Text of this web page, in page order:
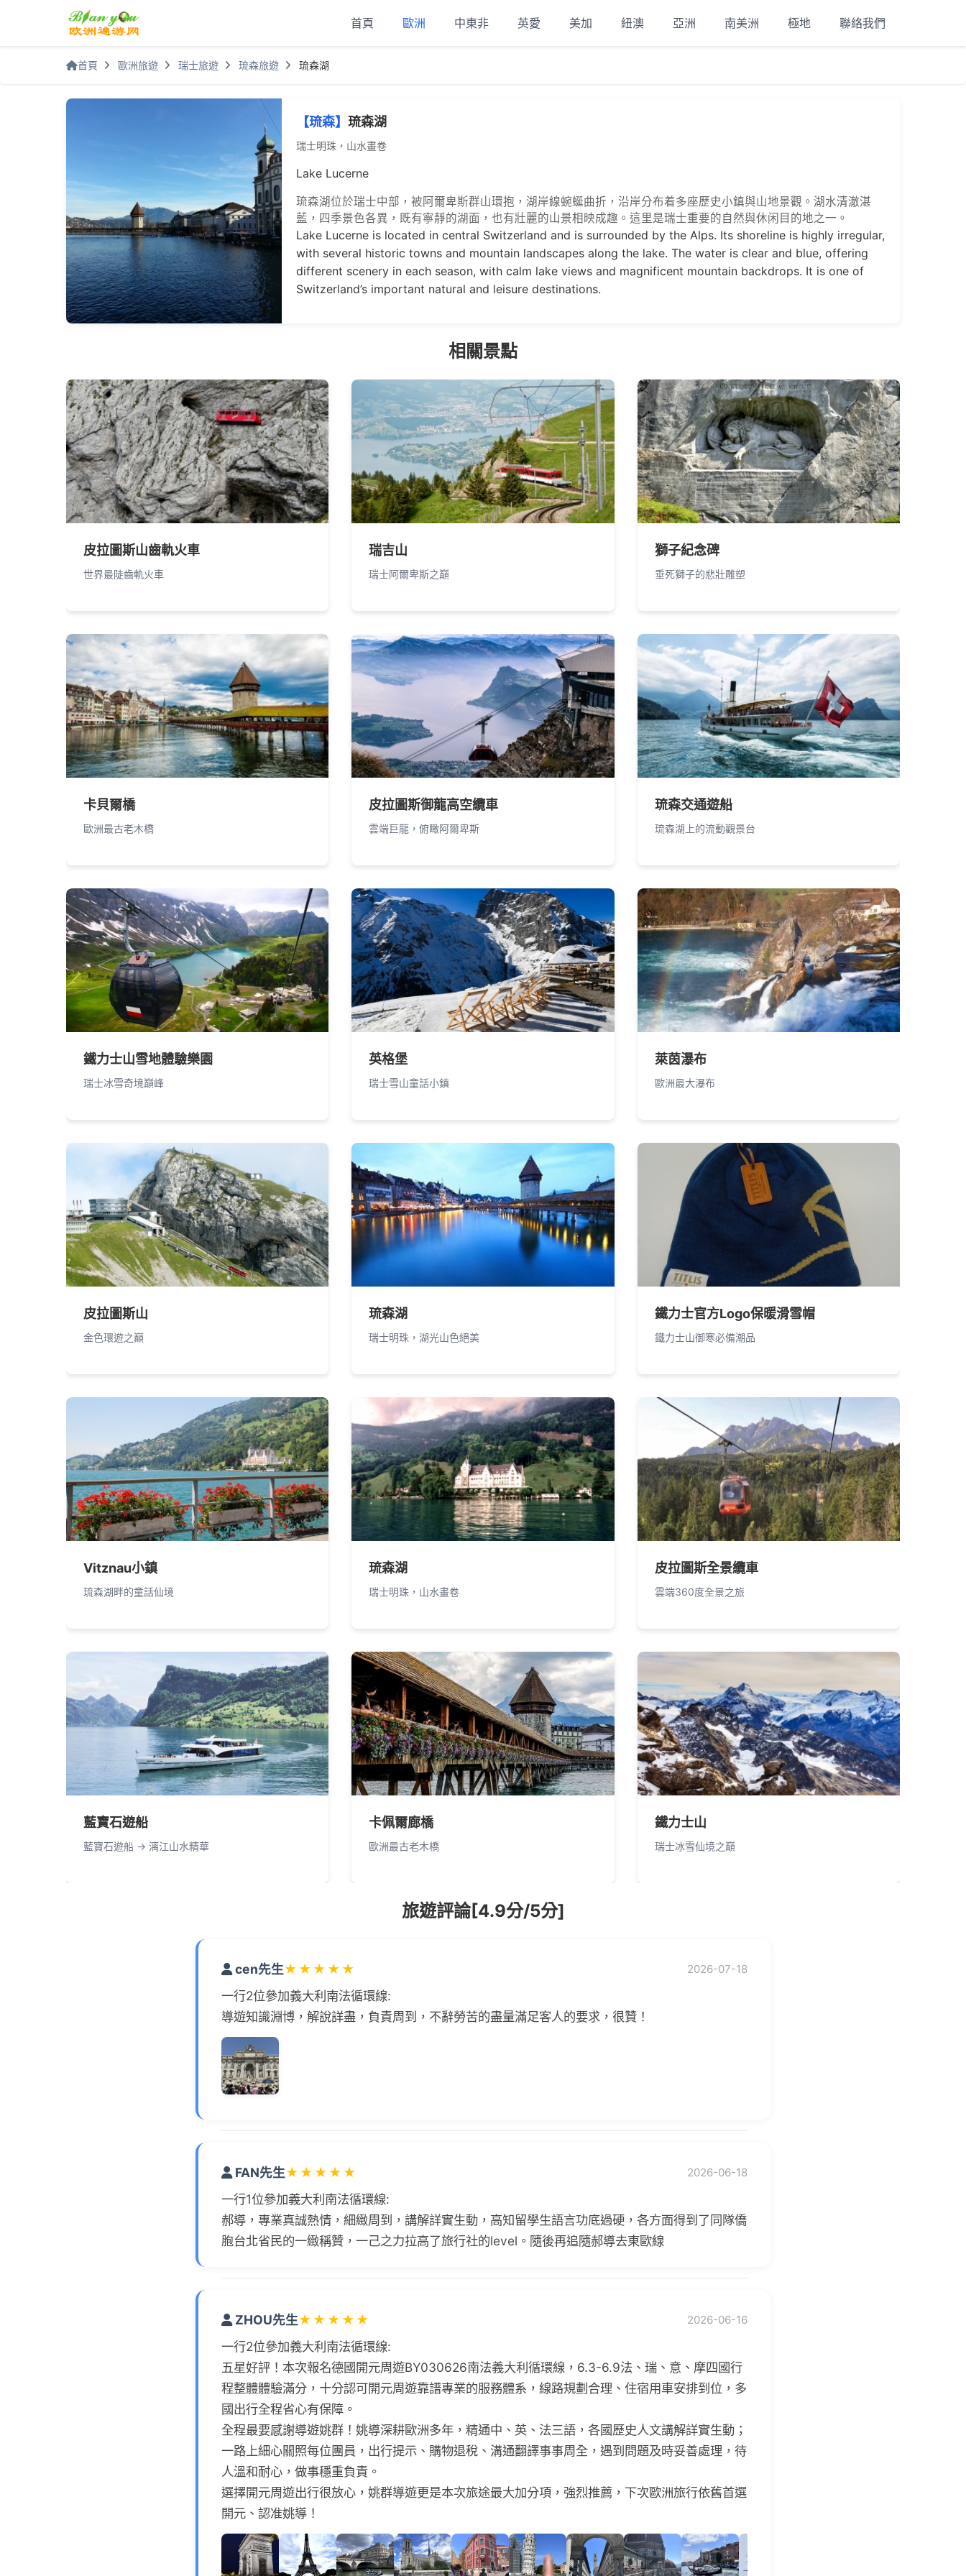
首頁 歐洲 中東非 英愛 美加 紐澳 亞洲 南美洲 極地 聯絡我們
首頁 歐洲旅遊 瑞士旅遊 琉森旅遊 琉森湖
【琉森】 琉森湖
瑞士明珠，山水畫卷
Lake Lucerne
琉森湖位於瑞士中部，被阿爾卑斯群山環抱，湖岸線蜿蜒曲折，沿岸分布着多座歷史小鎮與山地景觀。湖水清澈湛
藍，四季景色各異，既有寧靜的湖面，也有壯麗的山景相映成趣。這里是瑞士重要的自然與休闲目的地之一。
Lake Lucerne is located in central Switzerland and is surrounded by the Alps. Its shoreline is highly irregular,
with several historic towns and mountain landscapes along the lake. The water is clear and blue, offering
different scenery in each season, with calm lake views and magnificent mountain backdrops. It is one of
Switzerland’s important natural and leisure destinations.
相關景點
皮拉圖斯山齒軌火車
世界最陡齒軌火車
瑞吉山
瑞士阿爾卑斯之巔
獅子紀念碑
垂死獅子的悲壯雕塑
卡貝爾橋
歐洲最古老木橋
皮拉圖斯御龍高空纜車
雲端巨龍，俯瞰阿爾卑斯
琉森交通遊船
琉森湖上的流動觀景台
鐵力士山雪地體驗樂園
瑞士冰雪奇境巔峰
英格堡
瑞士雪山童話小鎮
萊茵瀑布
歐洲最大瀑布
皮拉圖斯山
金色環遊之巔
琉森湖
瑞士明珠，湖光山色絕美
鐵力士官方Logo保暖滑雪帽
鐵力士山御寒必備潮品
Vitznau小鎮
琉森湖畔的童話仙境
琉森湖
瑞士明珠，山水畫卷
皮拉圖斯全景纜車
雲端360度全景之旅
藍寶石遊船
藍寶石遊船 -> 漓江山水精華
卡佩爾廊橋
歐洲最古老木橋
鐵力士山
瑞士冰雪仙境之巔
旅遊評論[4.9分/5分]
cen先生★ ★ ★ ★ ★ 2026-07-18
一行2位參加義大利南法循環線:
導遊知識淵博，解說詳盡，負責周到，不辭勞苦的盡量滿足客人的要求，很贊！
FAN先生★ ★ ★ ★ ★ 2026-06-18
一行1位參加義大利南法循環線:
郝導，專業真誠熱情，細緻周到，講解詳實生動，高知留學生語言功底過硬，各方面得到了同隊僑
胞台北省民的一緻稱贊，一己之力拉高了旅行社的level。隨後再追隨郝導去東歐線
ZHOU先生★ ★ ★ ★ ★ 2026-06-16
一行2位參加義大利南法循環線:
五星好評！本次報名德國開元周遊BY030626南法義大利循環線，6.3-6.9法、瑞、意、摩四國行
程整體體驗滿分，十分認可開元周遊靠譜專業的服務體系，線路規劃合理、住宿用車安排到位，多
國出行全程省心有保障。
全程最要感謝導遊姚群！姚導深耕歐洲多年，精通中、英、法三語，各國歷史人文講解詳實生動；
一路上細心關照每位團員，出行提示、購物退稅、溝通翻譯事事周全，遇到問題及時妥善處理，待
人溫和耐心，做事穩重負責。
選擇開元周遊出行很放心，姚群導遊更是本次旅途最大加分項，強烈推薦，下次歐洲旅行依舊首選
開元、認准姚導！